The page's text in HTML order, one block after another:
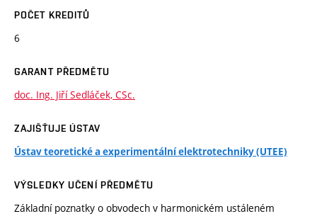
POČET KREDITŮ
6
GARANT PŘEDMĚTU
doc. Ing. Jiří Sedláček, CSc.
ZAJIŠŤUJE ÚSTAV
Ústav teoretické a experimentální elektrotechniky (UTEE)
VÝSLEDKY UČENÍ PŘEDMĚTU
Základní poznatky o obvodech v harmonickém ustáleném